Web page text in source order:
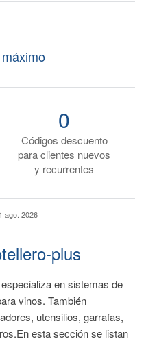
Códigos descuento
para clientes nuevos
y recurrentes
0
1 ago. 2026
plus
en sistemas de
vinos. También
utensilios, garrafas,
esta sección se listan